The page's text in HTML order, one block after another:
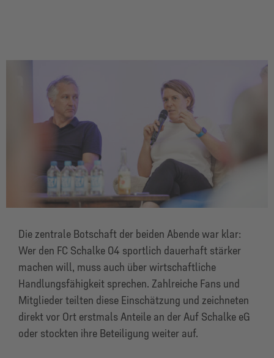
Die zentrale Botschaft der beiden Abende war klar:
Wer den FC Schalke 04 sportlich dauerhaft stärker
machen will, muss auch über wirtschaftliche
Handlungsfähigkeit sprechen. Zahlreiche Fans und
Mitglieder teilten diese Einschätzung und zeichneten
direkt vor Ort erstmals Anteile an der Auf Schalke eG
oder stockten ihre Beteiligung weiter auf.